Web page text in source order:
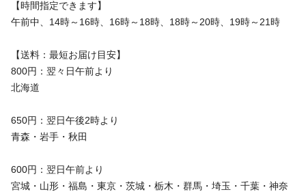
【時間指定できます】
午前中、14時～16時、16時～18時、18時～20時、19時～21時
【送料：最短お届け目安】
800円：翌々日午前より
北海道
650円：翌日午後2時より
青森・岩手・秋田
600円：翌日午前より
宮城・山形・福島・東京・茨城・栃木・群馬・埼玉・千葉・神奈